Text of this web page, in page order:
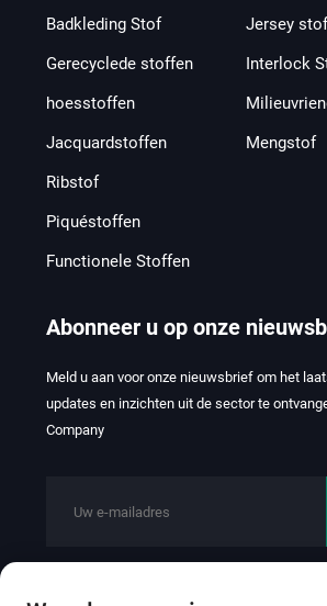
Badkleding Stof
Gerecyclede stoffen
hoesstoffen
Jersey
Interlock
Jacquardstoffen
Ribstof
Piquéstoffen
Functionele Stoffen
Mengstof
Abonneer u op onze
Meld u aan voor onze nieuwsbrief om het
updates en inzichten uit de sector te
Company